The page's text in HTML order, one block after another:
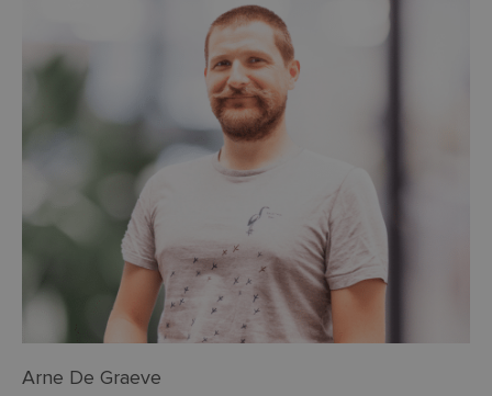
Arne De Graeve